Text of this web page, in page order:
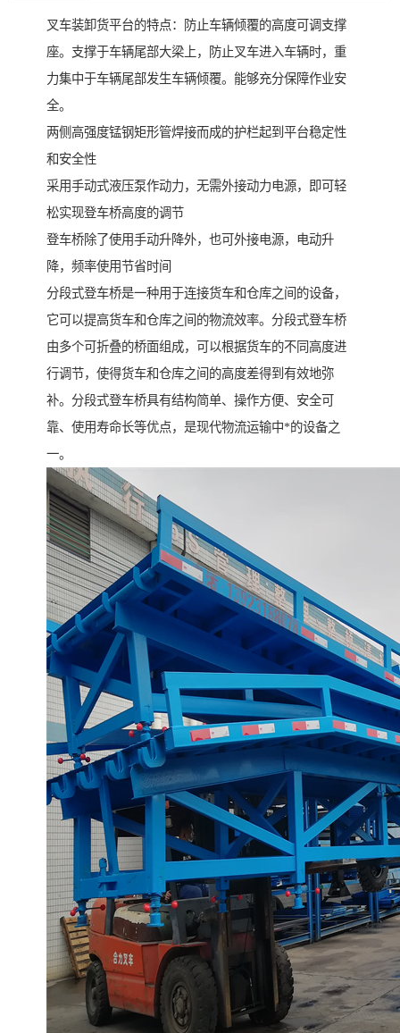
叉车装卸货平台的特点：防止车辆倾覆的高度可调支撑
座。支撑于车辆尾部大梁上，防止叉车进入车辆时，重
力集中于车辆尾部发生车辆倾覆。能够充分保障作业安
全。
两侧高强度锰钢矩形管焊接而成的护栏起到平台稳定性
和安全性
采用手动式液压泵作动力，无需外接动力电源，即可轻
松实现登车桥高度的调节
登车桥除了使用手动升降外，也可外接电源，电动升
降，频率使用节省时间
分段式登车桥是一种用于连接货车和仓库之间的设备，
它可以提高货车和仓库之间的物流效率。分段式登车桥
由多个可折叠的桥面组成，可以根据货车的不同高度进
行调节，使得货车和仓库之间的高度差得到有效地弥
补。分段式登车桥具有结构简单、操作方便、安全可
靠、使用寿命长等优点，是现代物流运输中*的设备之
一。